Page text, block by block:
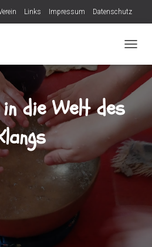
Links Impressum Datenschutz
A
V
O
N
U
M
in die Welt des